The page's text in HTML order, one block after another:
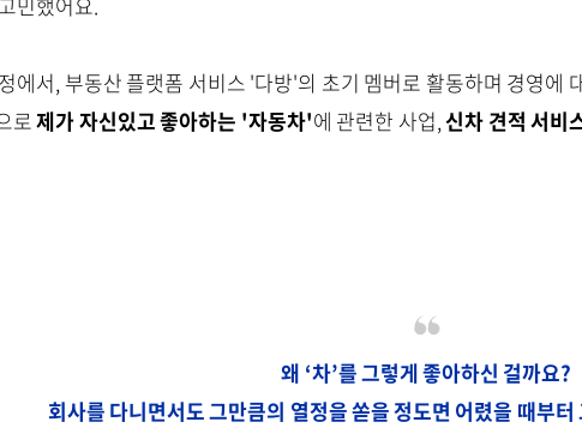
에서, 부동산 플랫폼 서비스 '다방'의 초기 멤버로 활동하며 경영에
로제가 자신있고 좋아하는 '자동차'에 관련한 사업,신차 견적 서비
왜 ‘차’를 그렇게 좋아하신 걸까요?
회사를 다니면서도 그만큼의 열정을 쏟을 정도면 어렸을 때부터